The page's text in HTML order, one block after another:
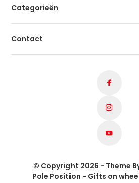
Categorieën
Contact
© Copyright 2026 - Theme
Pole Position - Gifts on